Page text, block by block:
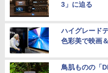
3」に迫る
ハイグレード
色彩美で映画
鳥肌ものの「